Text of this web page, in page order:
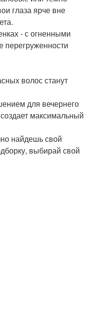
глаза ярче вне
- с огненными
перегруженности
волос станут
для вечернего
максимальный
найдешь свой
выбирай свой